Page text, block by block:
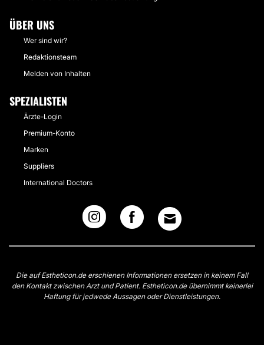
ÜBER UNS
Wer sind wir?
Redaktionsteam
Melden von Inhalten
SPEZIALISTEN
Ärzte-Login
Premium-Konto
Marken
Suppliers
International Doctors
Die auf Estheticon.de erschienen Informationen ersetzen in keinem Fall
den Kontakt zwischen Arzt und Patient. Estheticon.de übernimmt keinerlei
Haftung für jedwede Aussagen oder Dienstleistungen.